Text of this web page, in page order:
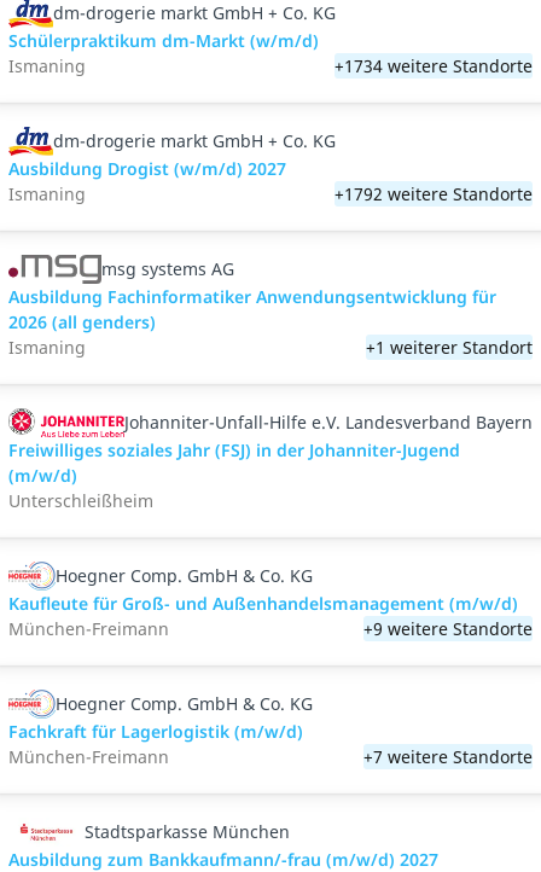
dm-drogerie markt GmbH + Co. KG
Schülerpraktikum dm-Markt (w/m/d)
Ismaning
+1734 weitere Standorte
dm-drogerie markt GmbH + Co. KG
Ausbildung Drogist (w/m/d) 2027
Ismaning
+1792 weitere Standorte
msg systems AG
Ausbildung Fachinformatiker Anwendungsentwicklung für
2026 (all genders)
Ismaning
+1 weiterer Standort
Johanniter-Unfall-Hilfe e.V. Landesverband Bayern
Freiwilliges soziales Jahr (FSJ) in der Johanniter-Jugend
(m/w/d)
Unterschleißheim
Hoegner Comp. GmbH & Co. KG
Kaufleute für Groß- und Außenhandelsmanagement (m/w/d)
München-Freimann
+9 weitere Standorte
Hoegner Comp. GmbH & Co. KG
Fachkraft für Lagerlogistik (m/w/d)
München-Freimann
+7 weitere Standorte
Stadtsparkasse München
Ausbildung zum Bankkaufmann/-frau (m/w/d) 2027